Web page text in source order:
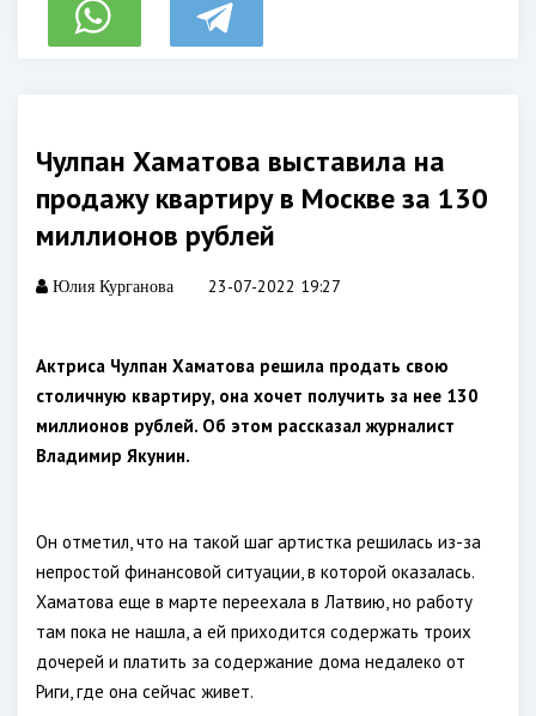
Чулпан Хаматова выставила на
продажу квартиру в Москве за 130
миллионов рублей
Юлия Курганова 23-07-2022 19:27
Актриса Чулпан Хаматова решила продать свою
столичную квартиру, она хочет получить за нее 130
миллионов рублей. Об этом рассказал журналист
Владимир Якунин.
Он отметил, что на такой шаг артистка решилась из-за
непростой финансовой ситуации, в которой оказалась.
Хаматова еще в марте переехала в Латвию, но работу
там пока не нашла, а ей приходится содержать троих
дочерей и платить за содержание дома недалеко от
Риги, где она сейчас живет.